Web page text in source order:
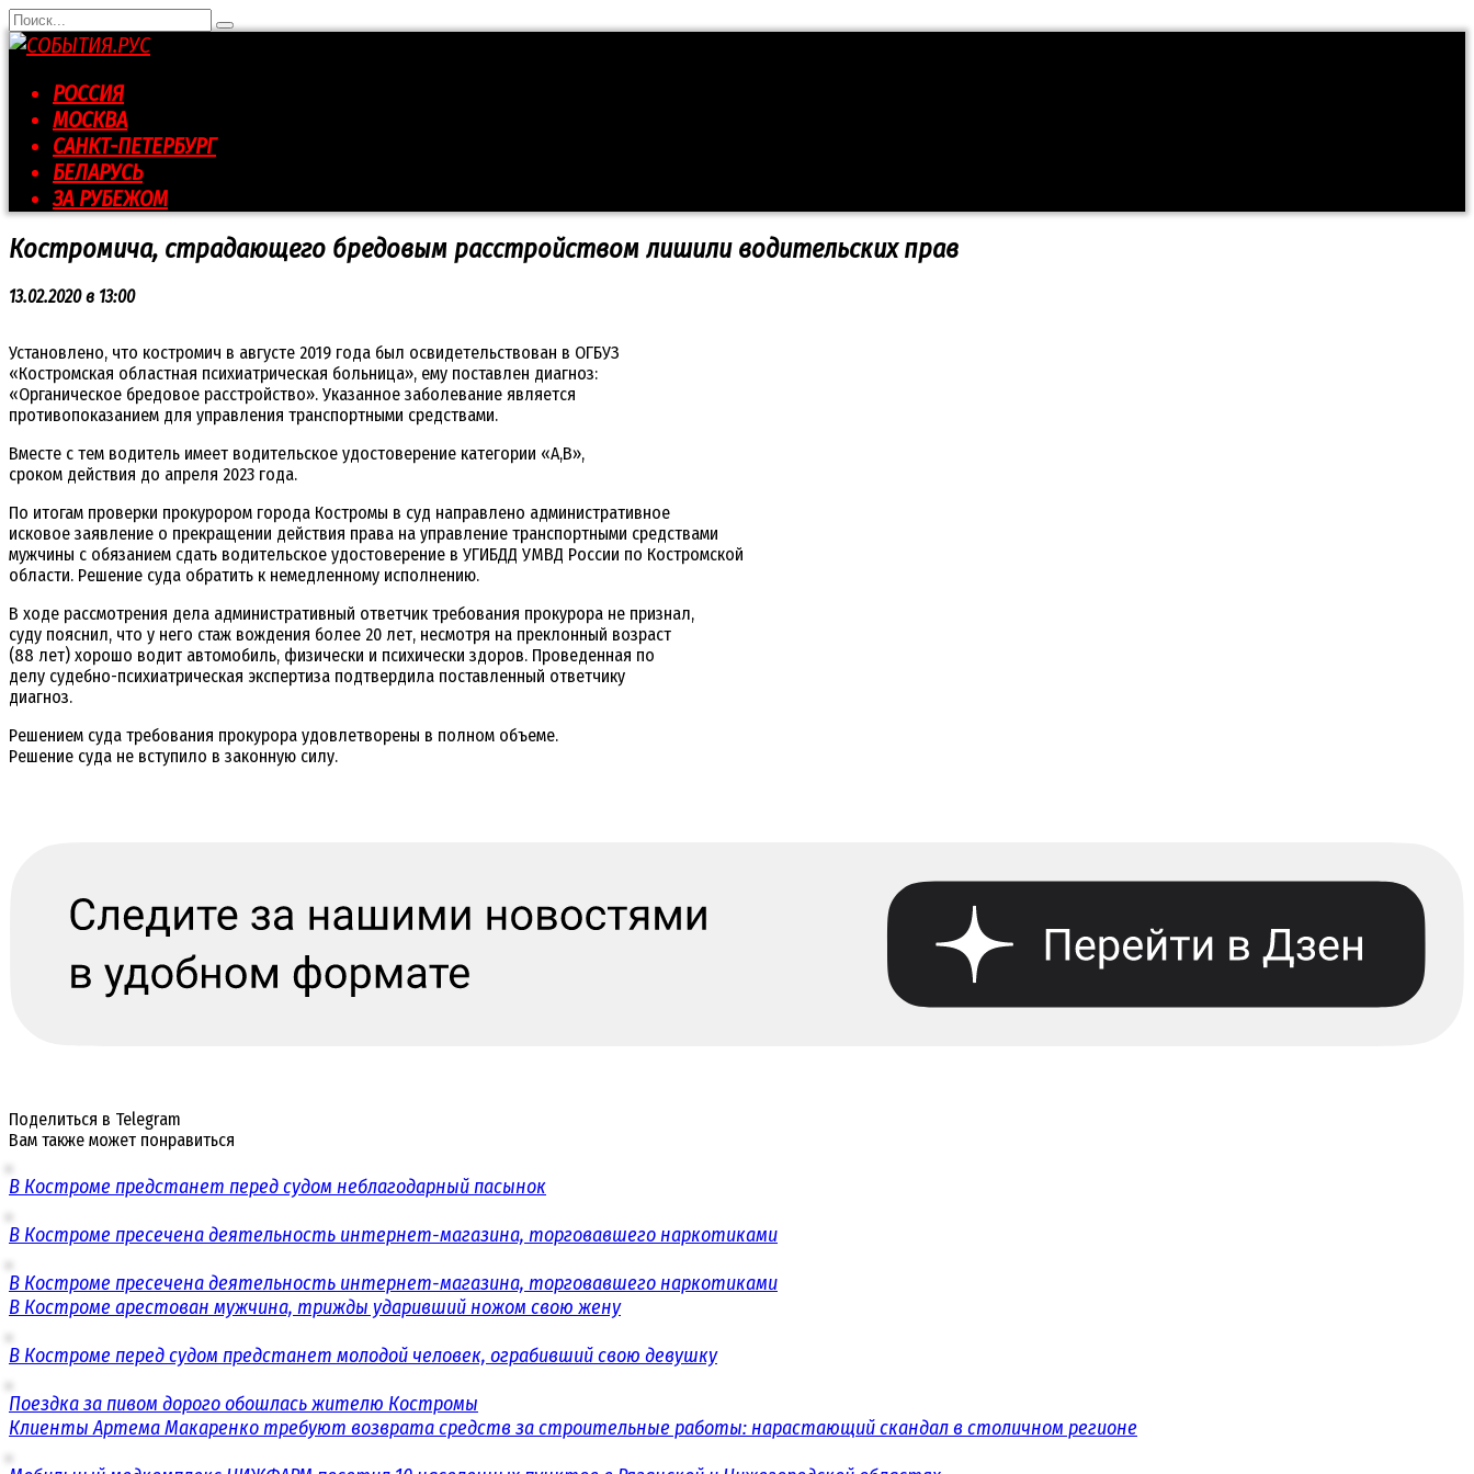
Перейти
к
контенту
Search
for:
РОССИЯ
МОСКВА
САНКТ-ПЕТЕРБУРГ
БЕЛАРУСЬ
ЗА РУБЕЖОМ
Костромича, страдающего бредовым расстройством лишили водительских прав
13.02.2020 в 13:00
Установлено, что костромич в августе 2019 года был освидетельствован в ОГБУЗ
«Костромская областная психиатрическая больница», ему поставлен диагноз:
«Органическое бредовое расстройство». Указанное заболевание является
противопоказанием для управления транспортными средствами.
Вместе с тем водитель имеет водительское удостоверение категории «А,В»,
сроком действия до апреля 2023 года.
По итогам проверки прокурором города Костромы в суд направлено административное
исковое заявление о прекращении действия права на управление транспортными средствами
мужчины с обязанием сдать водительское удостоверение в УГИБДД УМВД России по Костромской
области. Решение суда обратить к немедленному исполнению.
В ходе рассмотрения дела административный ответчик требования прокурора не признал,
суду пояснил, что у него стаж вождения более 20 лет, несмотря на преклонный возраст
(88 лет) хорошо водит автомобиль, физически и психически здоров. Проведенная по
делу судебно-психиатрическая экспертиза подтвердила поставленный ответчику
диагноз.
Решением суда требования прокурора удовлетворены в полном объеме.
Решение суда не вступило в законную силу.
Поделиться в Telegram
Вам также может понравиться
В Костроме предстанет перед судом неблагодарный пасынок
В Костроме пресечена деятельность интернет-магазина, торговавшего наркотиками
В Костроме пресечена деятельность интернет-магазина, торговавшего наркотиками
В Костроме арестован мужчина, трижды ударивший ножом свою жену
В Костроме перед судом предстанет молодой человек, ограбивший свою девушку
Поездка за пивом дорого обошлась жителю Костромы
Клиенты Артема Макаренко требуют возврата средств за строительные работы: нарастающий скандал в столичном регионе